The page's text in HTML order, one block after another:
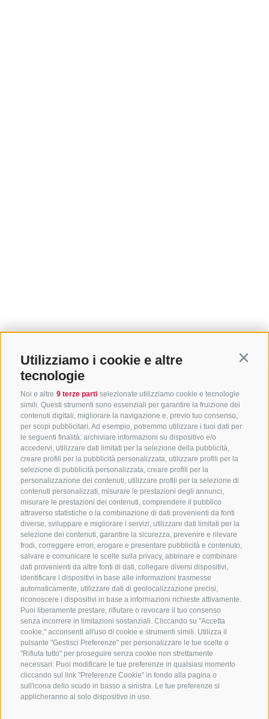
Utilizziamo i cookie e altre
tecnologie
Noi e altre 9 terze parti selezionate utilizziamo cookie e tecnologie
simili. Questi strumenti sono essenziali per garantire la fruizione dei
contenuti digitali, migliorare la navigazione e, previo tuo consenso,
per scopi pubblicitari. Ad esempio, potremmo utilizzare i tuoi dati per
le seguenti finalità: archiviare informazioni su dispositivo e/o
accedervi, utilizzare dati limitati per la selezione della pubblicità,
creare profili per la pubblicità personalizzata, utilizzare profili per la
selezione di pubblicità personalizzata, creare profili per la
personalizzazione dei contenuti, utilizzare profili per la selezione di
contenuti personalizzati, misurare le prestazioni degli annunci,
misurare le prestazioni dei contenuti, comprendere il pubblico
attraverso statistiche o la combinazione di dati provenienti da fonti
diverse, sviluppare e migliorare i servizi, utilizzare dati limitati per la
selezione dei contenuti, garantire la sicurezza, prevenire e rilevare
frodi, correggere errori, erogare e presentare pubblicità e contenuto,
salvare e comunicare le scelte sulla privacy, abbinare e combinare
dati provenienti da altre fonti di dati, collegare diversi dispositivi,
identificare i dispositivi in base alle informazioni trasmesse
automaticamente, utilizzare dati di geolocalizzazione precisi,
riconoscere i dispositivi in base a informazioni richieste attivamente.
Puoi liberamente prestare, rifiutare o revocare il tuo consenso
senza incorrere in limitazioni sostanziali. Cliccando su "Accetta
cookie," acconsenti all'uso di cookie e strumenti simili. Utilizza il
pulsante "Gestisci Preferenze" per personalizzare le tue scelte o
"Rifiuta tutto" per proseguire senza cookie non strettamente
necessari. Puoi modificare le tue preferenze in qualsiasi momento
cliccando sul link "Preferenze Cookie" in fondo alla pagina o
sull'icona dello scudo in basso a sinistra. Le tue preferenze si
applicheranno al solo dispositivo in uso.
CONTATTACI
+39 0472 765325/+39 0472 760608/+39 0472
632372
info@sterzing-ratschings.it
NEWSLETTER
Rimani aggiornato sulle nostre offerte
Registrati